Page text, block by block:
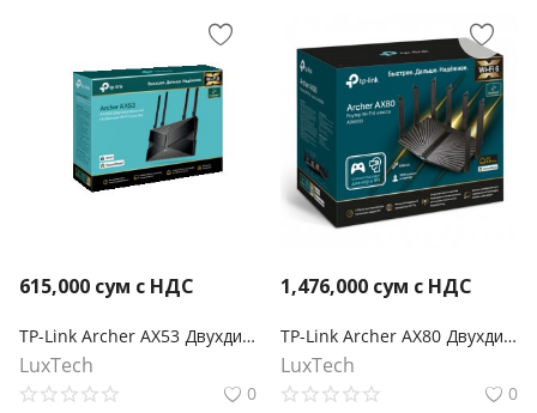
615,000 сум с НДС
TP-Link Archer AX53 Двухдиапазонный гигабитный Wi‑Fi роутер AX3000 с поддержкой Mesh
LuxTech
0
1,476,000 сум с НДС
TP-Link Archer AX80 Двухдиапазонный роутер Wi‑Fi AX6000 с портом WAN/LAN 2,5 Гбит/с и поддержкой Mesh
LuxTech
0